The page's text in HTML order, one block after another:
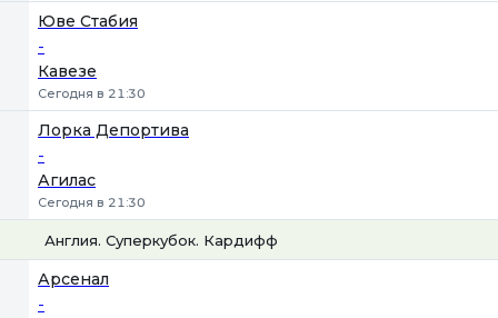
Юве Стабия
-
Кавезе
Сегодня в 21:30
Лорка Депортива
-
Агилас
Сегодня в 21:30
Англия. Суперкубок. Кардифф
Арсенал
-